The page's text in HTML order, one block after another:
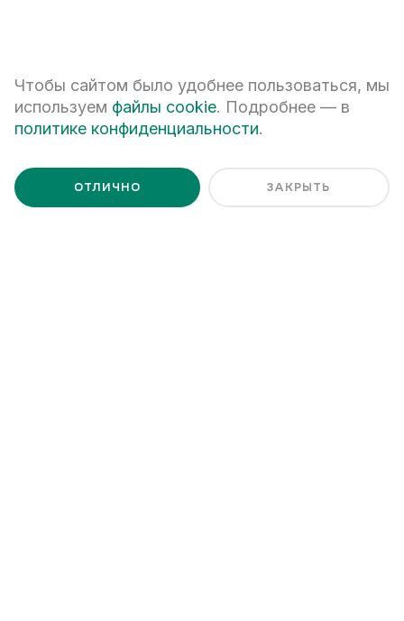
Я ознакомлен с
Политикой обработки персональных данных
Чтобы сайтом было удобнее пользоваться, мы
используем файлы cookie. Подробнее — в
политике конфиденциальности.
ОТЛИЧНО ЗАКРЫТЬ